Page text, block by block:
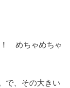
！ めちゃめちゃ
で、その大きい